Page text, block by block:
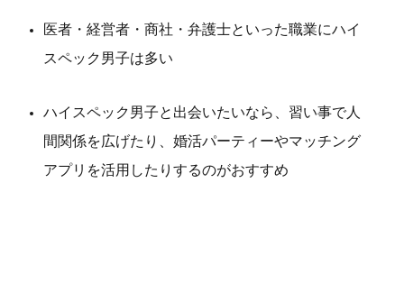
医者・経営者・商社・弁護士といった職業にハイ
スペック男子は多い
ハイスペック男子と出会いたいなら、習い事で人
間関係を広げたり、婚活パーティーやマッチング
アプリを活用したりするのがおすすめ